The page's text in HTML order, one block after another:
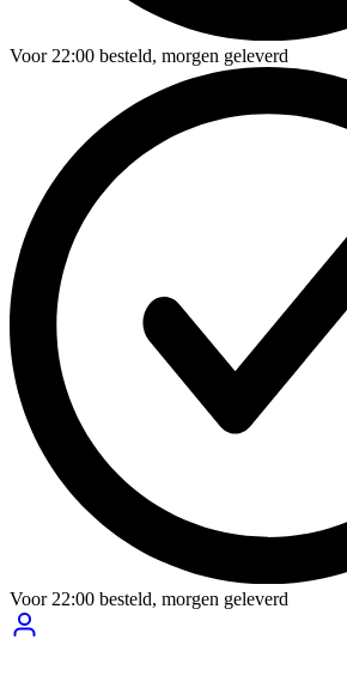
Voor22:00 besteld, morgen geleverd
Voor22:00 besteld, morgen geleverd